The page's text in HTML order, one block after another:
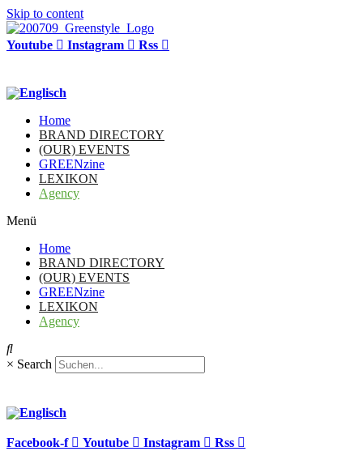
Skip to content
Youtube Instagram Rss
Home
BRAND DIRECTORY
(OUR) EVENTS
GREENzine
LEXIKON
Agency
Menü
Home
BRAND DIRECTORY
(OUR) EVENTS
GREENzine
LEXIKON
Agency
× Search
Facebook-f Youtube Instagram Rss